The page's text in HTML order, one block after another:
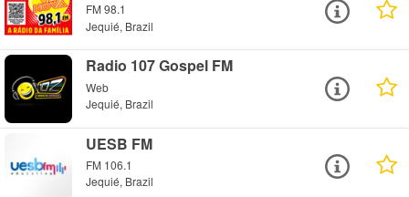
FM 98.1
Jequié, Brazil
Radio 107 Gospel FM
Web
Jequié, Brazil
UESB FM
FM 106.1
Jequié, Brazil